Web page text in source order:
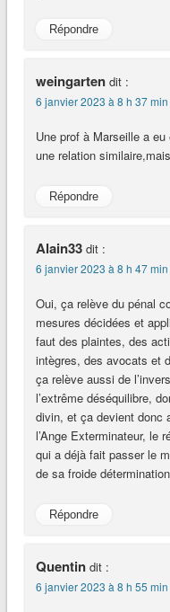
Répondre
weingarten dit :
6 janvier 2023 à 8 h 37 min
Une prof à Marseille a
une relation
Répondre
Alain33 dit :
6 janvier 2023 à 8 h 47 min
Oui, ça relève du pénal
mesures décidées et
faut des plaintes, des
intègres, des avocats et
ça relève aussi de
l’extrême déséquilibre,
divin, et ça devient donc
l’Ange Exterminateur, le
qui a déjà fait passer le
de sa froide
Répondre
Quentin dit :
6 janvier 2023 à 8 h 55 min